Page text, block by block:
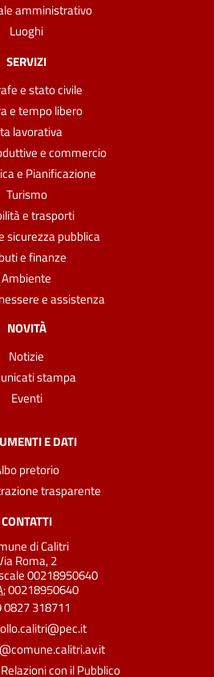
amministrativo
Luoghi
SERVIZI
e stato civile
e tempo libero
lavorativa
e commercio
e Pianificazione
Turismo
e trasporti
sicurezza pubblica
e finanze
Ambiente
e assistenza
NOVITÀ
Notizie
stampa
Eventi
E DATI
pretorio
trasparente
CONTATTI
di Calitri
Roma, 2
00218950640
00218950640
0827 318711
con il Pubblico